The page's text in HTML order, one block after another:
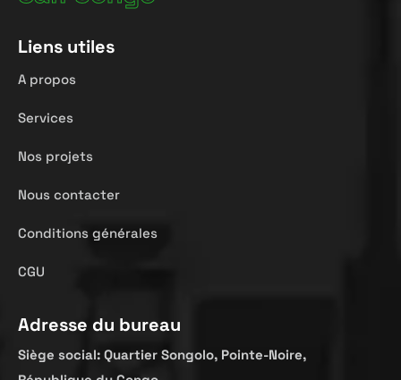
Liens utiles
A propos
Services
Nos projets
Nous contacter
Conditions générales
CGU
Adresse du bureau
Siège social: Quartier Songolo, Pointe-Noire,